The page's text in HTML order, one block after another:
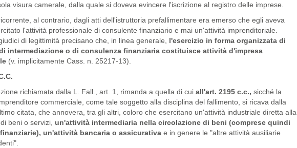
visura camerale, dalla quale si doveva evincere l'iscrizione al registro delle imprese.
al contrario, dagli atti dell'istruttoria prefallimentare era emerso che egli aveva
l'attività professionale di consulente finanziario e mai un'attività imprenditoriale.
di legittimità precisano che, in linea generale, l'esercizio in forma organizzata di
intermediazione o di consulenza finanziaria costituisce attività d'impresa
(v. implicitamente Cass. n. 25217-13).
richiamata dalla L. Fall., art. 1, rimanda a quella di cui all'art. 2195 c.c., sicché la
commerciale, come tale soggetto alla disciplina del fallimento, si ricava dalla
citata, che annovera, tra gli altri, coloro che esercitano un'attività industriale diretta alla
beni o servizi, un'attività intermediaria nella circolazione di beni (comprese quindi
un'attività bancaria o assicurativa e in genere le "altre attività ausiliarie